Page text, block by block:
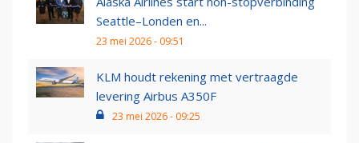
Seattle–Londen en...
23 mei 2026 - 09:51
KLM houdt rekening met vertraagde
levering Airbus A350F
23 mei 2026 - 09:25